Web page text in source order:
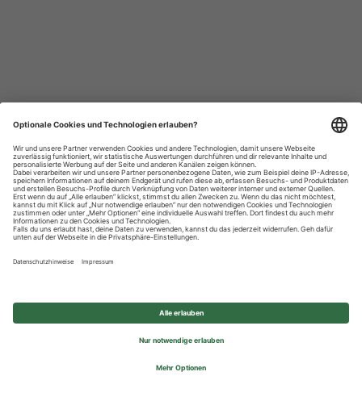
Datenschutzhinweise
Impressum
Privatsphäre-Einstellungen
© 2026 REWE Group - All rights reserved